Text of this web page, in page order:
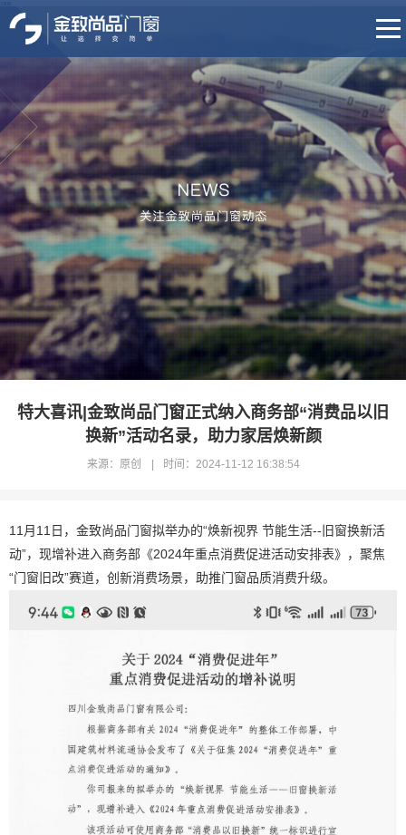
品牌介绍
产品中心
门店展示
招商加盟
培训体系
联系我们
特大喜讯|金致尚品门窗正式纳入商务部“消费品以旧
换新”活动名录，助力家居焕新颜
来源：原创 时间：2024-11-12 16:38:54
11月11日，金致尚品门窗拟举办的“焕新视界 节能生活--旧窗换新活
动”，现增补进入商务部《2024年重点消费促进活动安排表》，聚焦
“门窗旧改”赛道，创新消费场景，助推门窗品质消费升级。